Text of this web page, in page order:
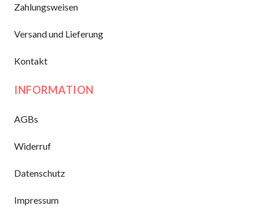
Zahlungsweisen
Versand und Lieferung
Kontakt
INFORMATION
AGBs
Widerruf
Datenschutz
Impressum